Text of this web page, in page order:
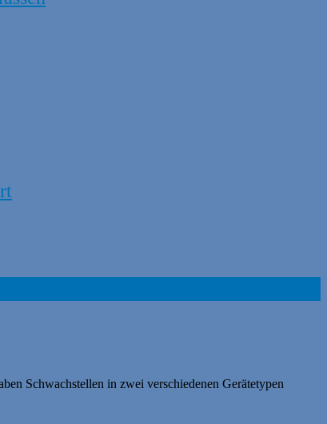
Schwachstellen in zwei verschiedenen Gerätetypen